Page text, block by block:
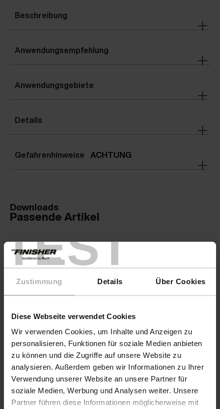
TEST
Zustimmung Details Über Cookies
Diese Webseite verwendet Cookies
Wir verwenden Cookies, um Inhalte und Anzeigen zu
personalisieren, Funktionen für soziale Medien anbieten
zu können und die Zugriffe auf unsere Website zu
analysieren. Außerdem geben wir Informationen zu Ihrer
Verwendung unserer Website an unsere Partner für
soziale Medien, Werbung und Analysen weiter. Unsere
Partner führen diese Informationen möglicherweise mit
Beschreibung
Anwendungsempfehlung
Anwendungsgebiete
Details
Gefahrenhinweise ACHTUNG
Downloads
Passende Artikel